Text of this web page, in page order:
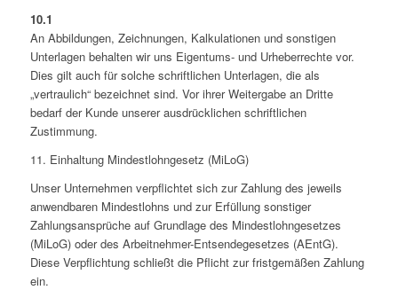
10.1
An Abbildungen, Zeichnungen, Kalkulationen und sonstigen
Unterlagen behalten wir uns Eigentums- und Urheberrechte vor.
Dies gilt auch für solche schriftlichen Unterlagen, die als
„vertraulich“ bezeichnet sind. Vor ihrer Weitergabe an Dritte
bedarf der Kunde unserer ausdrücklichen schriftlichen
Zustimmung.
11. Einhaltung Mindestlohngesetz (MiLoG)
Unser Unternehmen verpflichtet sich zur Zahlung des jeweils
anwendbaren Mindestlohns und zur Erfüllung sonstiger
Zahlungsansprüche auf Grundlage des Mindestlohngesetzes
(MiLoG) oder des Arbeitnehmer-Entsendegesetzes (AEntG).
Diese Verpflichtung schließt die Pflicht zur fristgemäßen Zahlung
ein.